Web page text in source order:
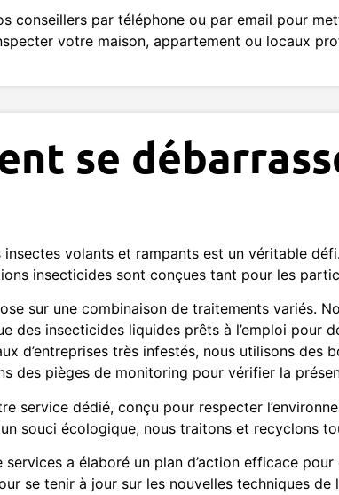
conseillers par téléphone ou par email pour
votre maison, appartement ou locaux
se
insectes volants et rampants est un véritable
insecticides sont conçues tant pour les
sur une combinaison de traitements variés.
des insecticides liquides prêts à l’emploi pour
d’entreprises très infestés, nous utilisons des
des pièges de monitoring pour vérifier la
service dédié, conçu pour respecter
souci écologique, nous traitons et recyclons
services a élaboré un plan d’action efficace
se tenir à jour sur les nouvelles techniques